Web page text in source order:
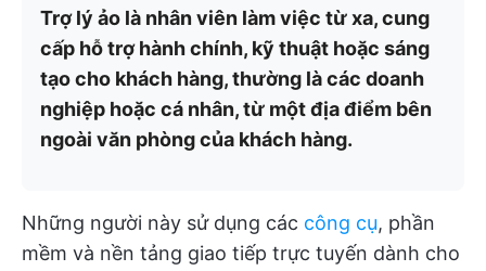
Trợ lý ảo là nhân viên làm việc từ xa, cung
cấp hỗ trợ hành chính, kỹ thuật hoặc sáng
tạo cho khách hàng, thường là các doanh
nghiệp hoặc cá nhân, từ một địa điểm bên
ngoài văn phòng của khách hàng.
Những người này sử dụng các công cụ, phần
mềm và nền tảng giao tiếp trực tuyến dành cho